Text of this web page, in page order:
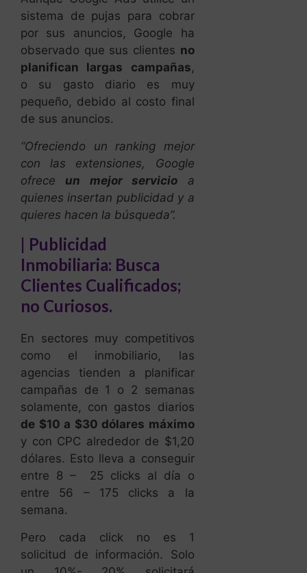
o su gasto diario es muy
pequeño, debido al costo final
de sus anuncios.
“Ofreciendo un ranking mejor
con las extensiones, Google
ofreceun mejor servicioa
quienes insertan publicidad y a
quieres hacen la búsqueda”.
|Publicidad
Inmobiliaria: Busca
Clientes Cualificados;
En sectores muy competitivos
como el inmobiliario, las
agencias tienden a planificar
campañas de 1 o 2 semanas
solamente, con gastos diarios
de $10 a $30 dólares máximo
y con CPC alrededor de $1,20
dólares. Esto lleva a conseguir
entre 8 – 25 clicks al día o
entre 56 – 175 clicks a la
semana.
Pero cada click no es 1
solicitud de información. Solo
un 10%- 20% solicitará
información. Si la agencia
inmobiliaria no cuenta
con un
sitio web adecuado o sus
páginas de aterrizaje donde se